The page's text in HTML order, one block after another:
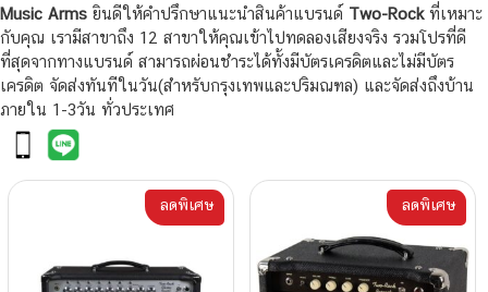
Music Arms ยินดีให้คำปรึกษาแนะนำสินค้าแบรนด์ Two-Rock ที่เหมาะ
กับคุณ เรามีสาขาถึง 12 สาขาให้คุณเข้าไปทดลองเสียงจริง รวมโปรที่ดี
ที่สุดจากทางแบรนด์ สามารถผ่อนชำระได้ทั้งมีบัตรเครดิตและไม่มีบัตร
เครดิต จัดส่งทันทีในวัน(สำหรับกรุงเทพและปริมณฑล) และจัดส่งถึงบ้าน
ภายใน 1-3วัน ทั่วประเทศ
ลดพิเศษ ลดพิเศษ